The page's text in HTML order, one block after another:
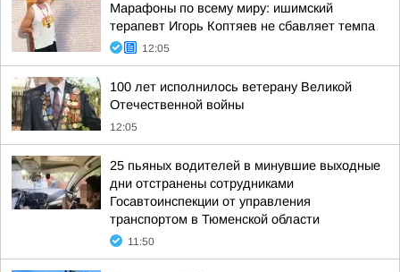
Марафоны по всему миру: ишимский
терапевт Игорь Коптяев не сбавляет темпа
12:05
100 лет исполнилось ветерану Великой
Отечественной войны
12:05
25 пьяных водителей в минувшие выходные
дни отстранены сотрудниками
Госавтоинспекции от управления
транспортом в Тюменской области
11:50